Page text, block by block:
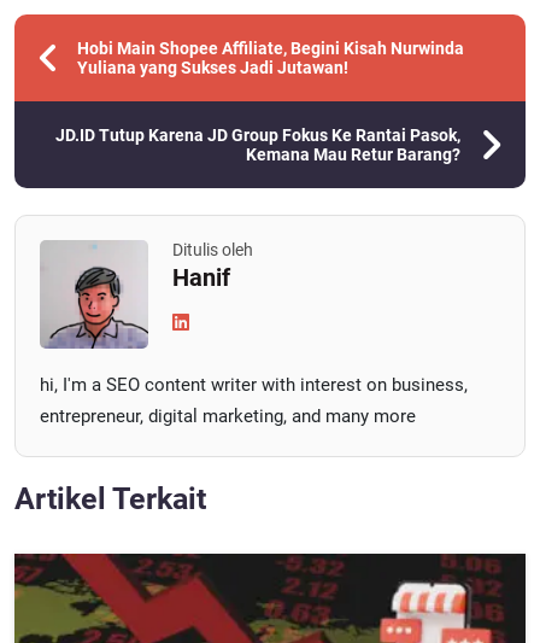
Hobi Main Shopee Affiliate, Begini Kisah Nurwinda
Yuliana yang Sukses Jadi Jutawan!
JD.ID Tutup Karena JD Group Fokus Ke Rantai Pasok,
Kemana Mau Retur Barang?
Ditulis oleh
Hanif
hi, I'm a SEO content writer with interest on business,
entrepreneur, digital marketing, and many more
Artikel Terkait